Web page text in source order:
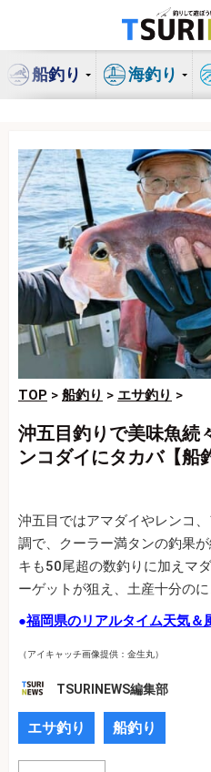
ン
船釣り 海釣り
TOP > 船釣り > エサ釣り >
沖五目釣りで美味魚続
ンコダイにタカバ【船
沖五目ではアマダイやレンコ
調で、クーラー満タンの釣果
キも50尾超の数釣りに加えマ
ーゲットが狙え、土産十分の
●福岡県のリアルタイム天気＆
（アイキャッチ画像提供： 金生丸）
TSURINEWS編集部
エサ釣り 船釣り